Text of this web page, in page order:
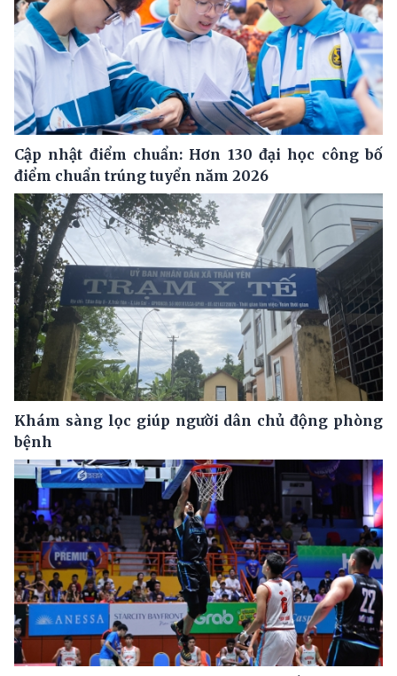
Cập nhật điểm chuẩn: Hơn 130 đại học công bố
điểm chuẩn trúng tuyển năm 2026
Khám sàng lọc giúp người dân chủ động phòng
bệnh